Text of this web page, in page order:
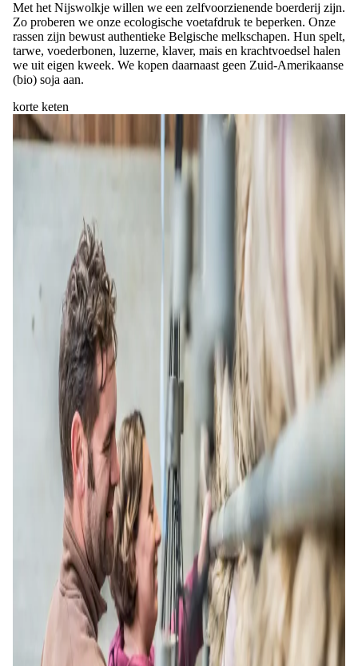
Met het Nijswolkje willen we een zelfvoorzienende boerderij zijn.
Zo proberen we onze ecologische voetafdruk te beperken. Onze
rassen zijn bewust authentieke Belgische melkschapen. Hun spelt,
tarwe, voederbonen, luzerne, klaver, mais en krachtvoedsel halen
we uit eigen kweek. We kopen daarnaast geen Zuid-Amerikaanse
(bio) soja aan.
korte keten